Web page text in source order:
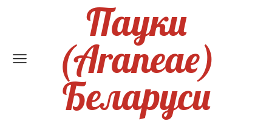
Пауки
(Araneae)
Беларуси